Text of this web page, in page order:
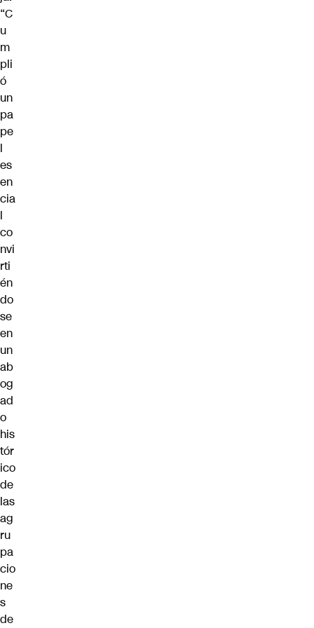
“C
u
m
pli
ó
un
pa
pe
l
es
en
cia
l
co
nvi
rti
én
do
se
en
un
ab
og
ad
o
his
tór
ico
de
las
ag
ru
pa
cio
ne
s
de